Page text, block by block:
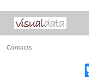
Contacts